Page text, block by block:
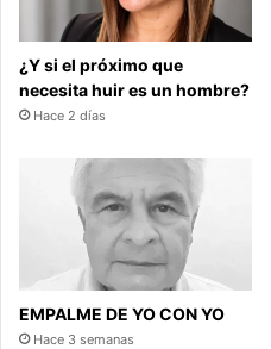
¿Y si el próximo que
necesita huir es un hombre?
Hace 2 días
EMPALME DE YO CON YO
Hace 3 semanas